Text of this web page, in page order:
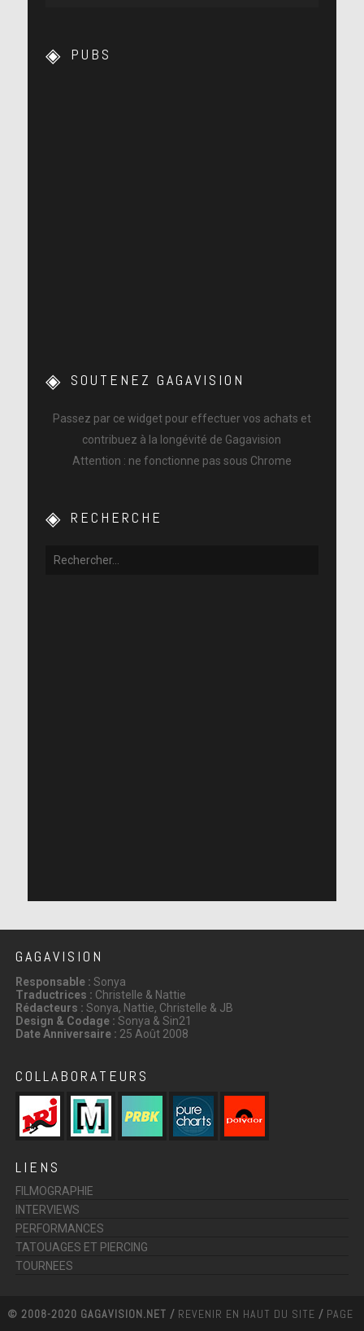
PUBS
SOUTENEZ GAGAVISION
Passez par ce widget pour effectuer vos achats et
contribuez à la longévité de Gagavision
Attention : ne fonctionne pas sous Chrome
RECHERCHE
GAGAVISION
Responsable : Sonya
Traductrices : Christelle & Nattie
Rédacteurs : Sonya, Nattie, Christelle & JB
Design & Codage : Sonya & Sin21
Date Anniversaire : 25 Août 2008
COLLABORATEURS
LIENS
FILMOGRAPHIE
INTERVIEWS
PERFORMANCES
TATOUAGES ET PIERCING
TOURNEES
© 2008-2020 GAGAVISION.NET / REVENIR EN HAUT DU SITE / PAGE